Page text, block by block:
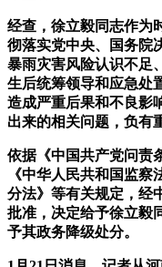
经查，徐立毅同志作为
彻落实党中央、国务院
暴雨灾害风险认识不足
生后统筹领导和应急处
造成严重后果和不良影
出来的相关问题，负有
依据《中国共产党问责
《中华人民共和国监
分法》等有关规定，经
批准，决定给予徐立毅
予其政务降级处分。